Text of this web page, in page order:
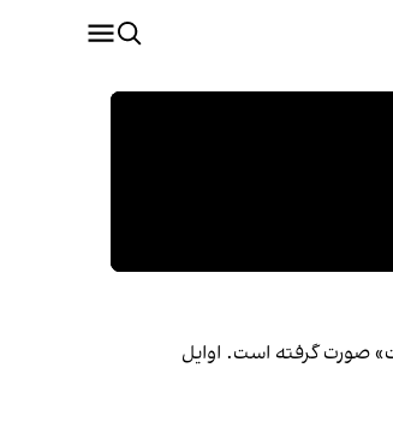
صورت گرفته است. اوایل